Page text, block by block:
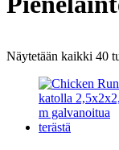
Näytetään kaikki 40